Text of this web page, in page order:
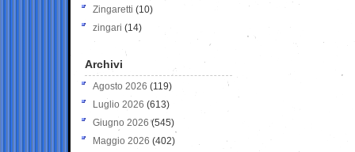
Zingaretti (10)
zingari (14)
Archivi
Agosto 2026 (119)
Luglio 2026 (613)
Giugno 2026 (545)
Maggio 2026 (402)